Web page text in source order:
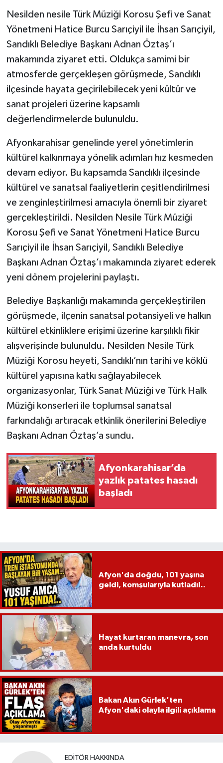
Nesilden nesile Türk Müziği Korosu Şefi ve Sanat
Yönetmeni Hatice Burcu Sarıçiyil ile İhsan Sarıçiyil,
Sandıklı Belediye Başkanı Adnan Öztaş’ı
makamında ziyaret etti. Oldukça samimi bir
atmosferde gerçekleşen görüşmede, Sandıklı
ilçesinde hayata geçirilebilecek yeni kültür ve
sanat projeleri üzerine kapsamlı
değerlendirmelerde bulunuldu.
Afyonkarahisar genelinde yerel yönetimlerin
kültürel kalkınmaya yönelik adımları hız kesmeden
devam ediyor. Bu kapsamda Sandıklı ilçesinde
kültürel ve sanatsal faaliyetlerin çeşitlendirilmesi
ve zenginleştirilmesi amacıyla önemli bir ziyaret
gerçekleştirildi. Nesilden Nesile Türk Müziği
Korosu Şefi ve Sanat Yönetmeni Hatice Burcu
Sarıçiyil ile İhsan Sarıçiyil, Sandıklı Belediye
Başkanı Adnan Öztaş’ı makamında ziyaret ederek
yeni dönem projelerini paylaştı.
Belediye Başkanlığı makamında gerçekleştirilen
görüşmede, ilçenin sanatsal potansiyeli ve halkın
kültürel etkinliklere erişimi üzerine karşılıklı fikir
alışverişinde bulunuldu. Nesilden Nesile Türk
Müziği Korosu heyeti, Sandıklı’nın tarihi ve köklü
kültürel yapısına katkı sağlayabilecek
organizasyonlar, Türk Sanat Müziği ve Türk Halk
Müziği konserleri ile toplumsal sanatsal
farkındalığı artıracak etkinlik önerilerini Belediye
Başkanı Adnan Öztaş’a sundu.
Afyonkarahisar’da
yazlık patates hasadı
başladı
Afyon'da doğdu, 101 yaşına
geldi, komşularıyla kutladı!..
Hayat kurtaran manevra, son
anda kurtuldu
Bakan Akın Gürlek'ten
Afyon'daki olayla ilgili açıklama
EDITÖR HAKKINDA